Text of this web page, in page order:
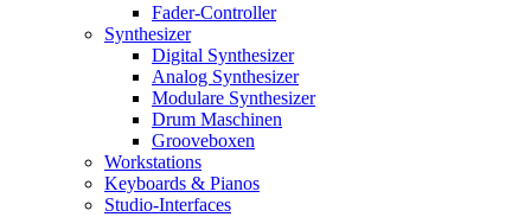
Fader-Controller
Synthesizer
Digital Synthesizer
Analog Synthesizer
Modulare Synthesizer
Drum Maschinen
Grooveboxen
Workstations
Keyboards & Pianos
Studio-Interfaces